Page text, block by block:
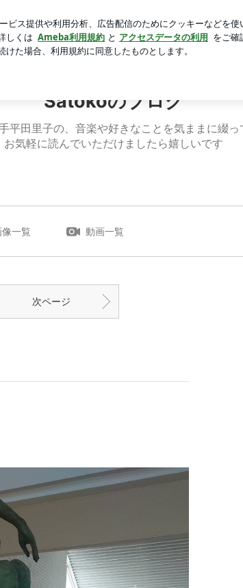
ナツ 新規登録
Satokoのブログ
平田里子の、音楽や好きなことを気ままに綴っ
お気軽に読んでいただけましたら嬉しいです
像一覧 動画一覧
次ページ